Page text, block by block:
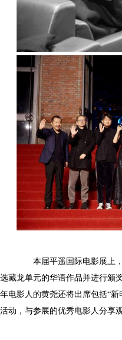
本届平遥国际电影展上，
选藏龙单元的华语作品并进行颁
年电影人的黄尧还将出席包括“
活动，与参展的优秀电影人分享